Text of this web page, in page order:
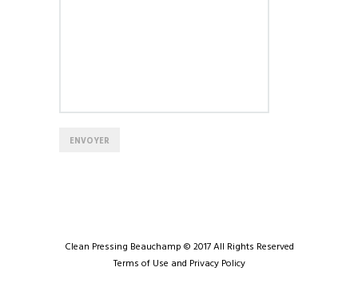
Clean Pressing Beauchamp © 2017 All Rights Reserved
Terms of Use and Privacy Policy